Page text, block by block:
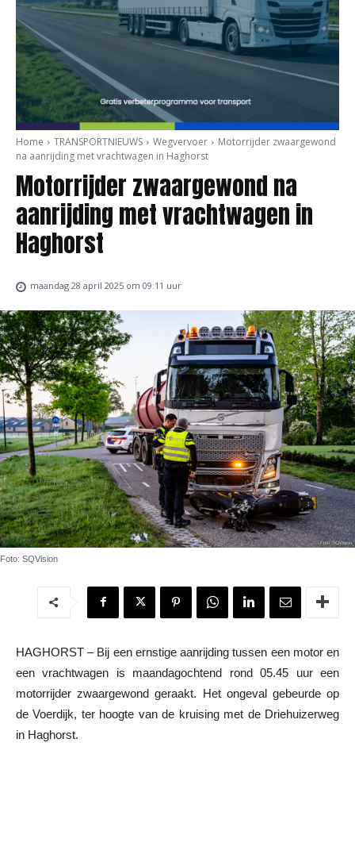
Home TRANSPORTNIEUWS Wegvervoer
Motorrijder zwaargewond
na aanrijding met vrachtwagen in Haghorst
Motorrijder zwaargewond na
aanrijding met vrachtwagen in
Haghorst
maandag 28 april 2025 om 09:11 uur
Foto: SQVision
HAGHORST – Bij een ernstige aanrijding tussen een motor en
een vrachtwagen is maandagochtend rond 05.45 uur een
motorrijder zwaargewond geraakt. Het ongeval gebeurde op
de Voerdijk, ter hoogte van de kruising met de Driehuizerweg
in Haghorst.